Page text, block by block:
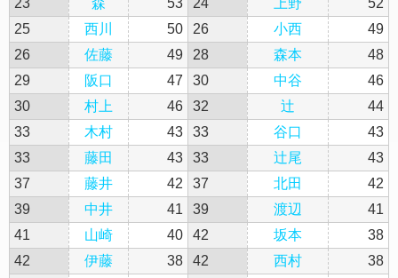
23
森 53 24 上野
52
25
西川 50 26 小西
49
26
佐藤 49 28 森本
48
29
阪口 47 30 中谷
46
30
村上 46 32 辻
44
33
木村 43 33 谷口
43
33
藤田 43 33 辻尾
43
37
藤井 42 37 北田
42
39
中井 41 39 渡辺
41
41
山崎 40 42 坂本
38
42
伊藤 38 42 西村
38